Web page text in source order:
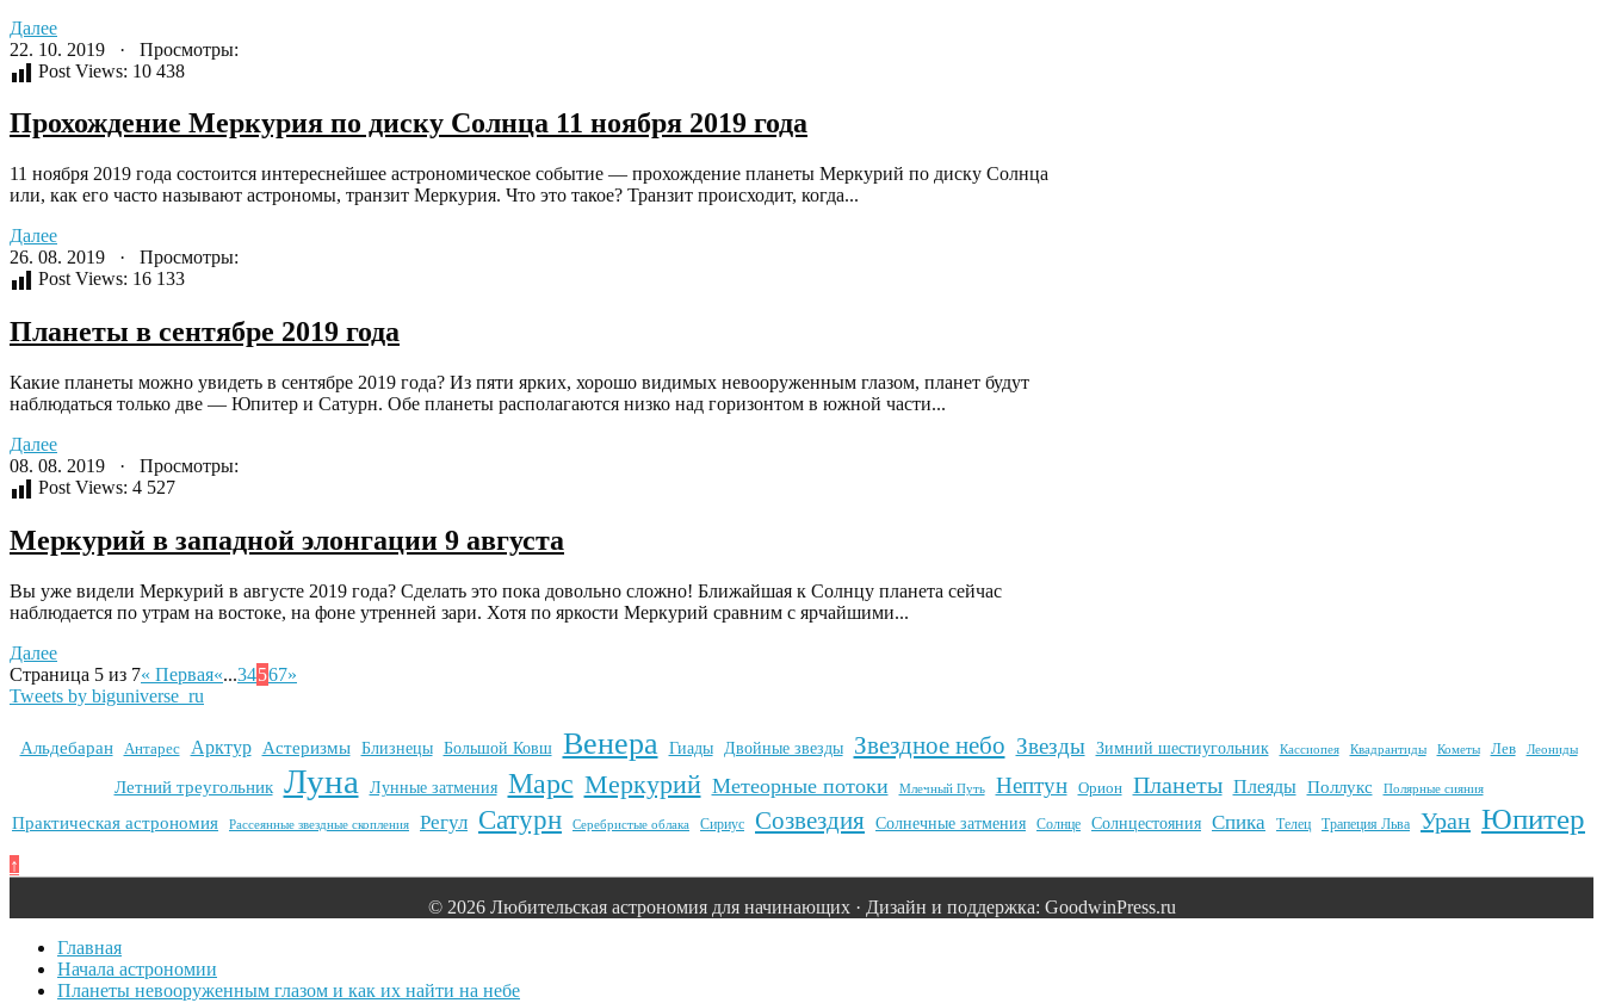
Далее
22. 10. 2019 · Просмотры:
Post Views: 10 438
Прохождение Меркурия по диску Солнца 11 ноября 2019 года
11 ноября 2019 года состоится интереснейшее астрономическое событие — прохождение планеты Меркурий по диску Солнца
или, как его часто называют астрономы, транзит Меркурия. Что это такое? Транзит происходит, когда...
Далее
26. 08. 2019 · Просмотры:
Post Views: 16 133
Планеты в сентябре 2019 года
Какие планеты можно увидеть в сентябре 2019 года? Из пяти ярких, хорошо видимых невооруженным глазом, планет будут
наблюдаться только две — Юпитер и Сатурн. Обе планеты располагаются низко над горизонтом в южной части...
Далее
08. 08. 2019 · Просмотры:
Post Views: 4 527
Меркурий в западной элонгации 9 августа
Вы уже видели Меркурий в августе 2019 года? Сделать это пока довольно сложно! Ближайшая к Солнцу планета сейчас
наблюдается по утрам на востоке, на фоне утренней зари. Хотя по яркости Меркурий сравним с ярчайшими...
Далее
Страница 5 из 7« Первая«...34567»
Tweets by biguniverse_ru
Альдебаран Антарес Арктур Астеризмы Близнецы Большой Ковш Венера Гиады Двойные звезды Звездное небо Звезды Зимний шестиугольник Кассиопея Квадрантиды Кометы Лев Леониды
Летний треугольник Луна Лунные затмения Марс Меркурий Метеорные потоки Млечный Путь Нептун Орион Планеты Плеяды Поллукс Полярные сияния
Практическая астрономия Рассеянные звездные скопления Регул Сатурн Серебристые облака Сириус Созвездия Солнечные затмения Солнце Солнцестояния Спика Телец Трапеция Льва Уран Юпитер
↑
© 2026 Любительская астрономия для начинающих · Дизайн и поддержка: GoodwinPress.ru
Главная
Начала астрономии
Планеты невооруженным глазом и как их найти на небе